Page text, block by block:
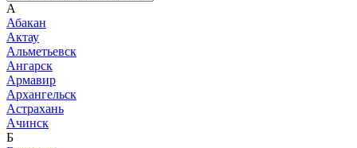
А
Абакан
Актау
Альметьевск
Ангарск
Армавир
Архангельск
Астрахань
Ачинск
Б